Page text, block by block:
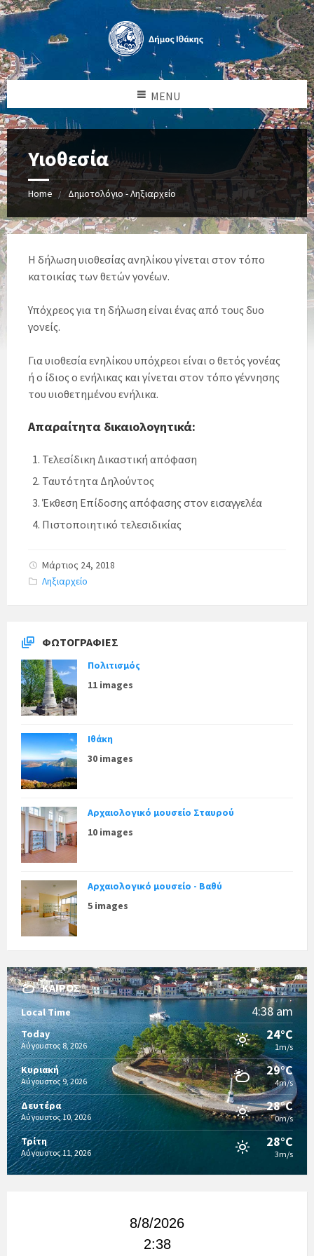
MENU
Υιοθεσία
Home Δημοτολόγιο - Ληξιαρχείο
Η δήλωση υιοθεσίας ανηλίκου γίνεται στον τόπο
κατοικίας των θετών γονέων.
Υπόχρεος για τη δήλωση είναι ένας από τους δυο
γονείς.
Για υιοθεσία ενηλίκου υπόχρεοι είναι ο θετός γονέας
ή ο ίδιος ο ενήλικας και γίνεται στον τόπο γέννησης
του υιοθετημένου ενήλικα.
Απαραίτητα δικαιολογητικά:
Τελεσίδικη Δικαστική απόφαση
Ταυτότητα Δηλούντος
Έκθεση Επίδοσης απόφασης στον εισαγγελέα
Πιστοποιητικό τελεσιδικίας
Μάρτιος 24, 2018
C
e
r
i
e
s
:
Ληξιαρχείο
ΦΩΤΟΓΡΑΦΊΕΣ
Πολιτισμός
11 images
Ιθάκη
30 images
Αρχαιολογικό μουσείο Σταυρού
10 images
Αρχαιολογικό μουσείο - Βαθύ
5 images
ΚΑΙΡΌΣ
Local Time 4:38 am
Today
Αύγουστος 8, 2026
24°C
1m/s
Κυριακή
Αύγουστος 9, 2026
29°C
4m/s
Δευτέρα
Αύγουστος 10, 2026
28°C
0m/s
Τρίτη
Αύγουστος 11, 2026
28°C
3m/s
8/8/2026
2:38